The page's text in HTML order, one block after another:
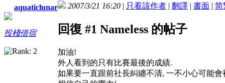
aquaticlunar
投棧借宿
2007/3/21 16:20 | 只看該作者 | 翻譯 | 書面 | 简
回復 #1 Nameless 的帖子
加油!
外人看到的只有比賽最後的成績.
如果要一直跟前社長糾纏不清, 一不小心可能會